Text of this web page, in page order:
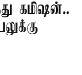
கமிஷன்..